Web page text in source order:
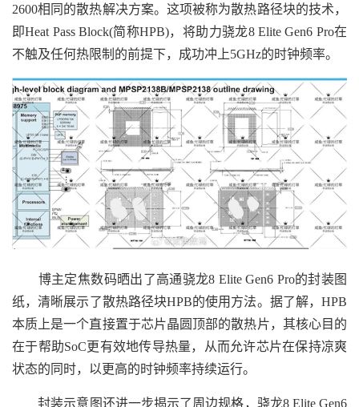
2600相同的散热解决方案。这项被称为散热路径块的技术，
即Heat Pass Block(简称HPB)，将助力骁龙8 Elite Gen6 Pro在
不触及任何热限制的前提下，成功冲上5GHz的时钟频率。
博主定焦数码晒出了高通骁龙8 Elite Gen6 Pro的封装图
纸，清晰展示了散热路径块HPB的使用方法。据了解，HPB
本质上是一个直接置于芯片晶圆顶部的散热片，其核心目的
在于帮助SoC更有效地传导热量，从而允许芯片在保持凉爽
状态的同时，以更高的时钟频率持续运行。
封装示意图还进一步揭示了周边规格，骁龙8 Elite Gen6